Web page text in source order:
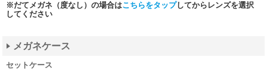
※だてメガネ（度なし）の場合はこちらをタップしてからレンズを選択
してください
メガネケース
セットケース